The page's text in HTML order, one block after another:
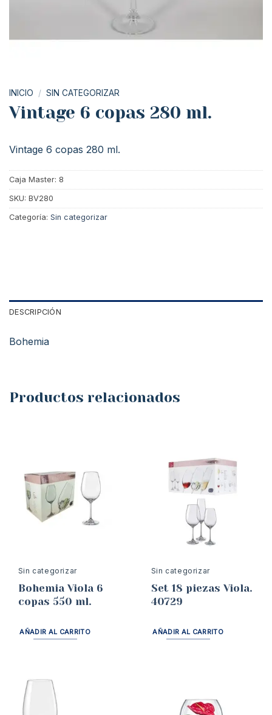
INICIO / SIN CATEGORIZAR
Vintage 6 copas 280 ml.
Vintage 6 copas 280 ml.
Caja Master: 8
SKU: BV280
Categoría: Sin categorizar
DESCRIPCIÓN
Bohemia
Productos relacionados
Sin categorizar
Bohemia Viola 6
copas 550 ml.
AÑADIR AL CARRITO
Sin categorizar
Set 18 piezas Viola.
40729
AÑADIR AL CARRITO